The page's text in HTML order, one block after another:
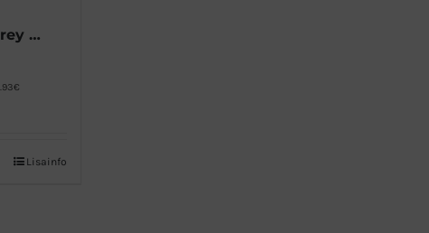
Althaus Royal Earl Grey Classic must tee
Lisainfo